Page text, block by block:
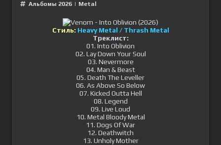
Альбомы 2026 | Metal
Стиль: Heavy Metal / Thrash Metal
Треклист:
01. Into Oblivion
02. Lay Down Your Soul
03. Nevermore
04. Man & Beast
05. Death The Leveller
06. As Above So Below
07. Kicked Outta Hell
08. Legend
09. Live Loud
10. Metal Bloody Metal
11. Dogs Of War
12. Deathwitch
13. Unholy Mother